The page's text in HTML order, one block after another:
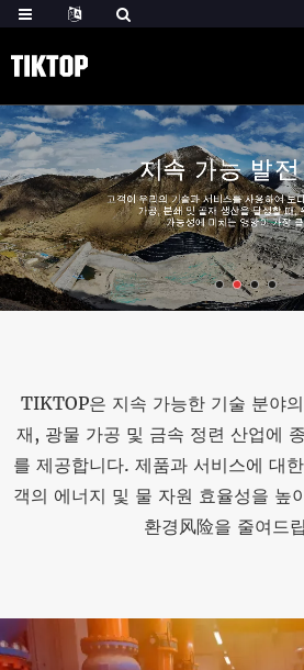
TIKTOP은 지속 가능한 기술 분야
재, 광물 가공 및 금속 정련 산업에
를 제공합니다. 제품과 서비스에 대
객의 에너지 및 물 자원 효율성을 높
환경风险을 줄여드